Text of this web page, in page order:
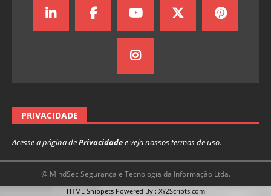
PRIVACIDADE
Acesse a página dePrivacidadee veja nossos termos de uso.
@ MindSec Segurança e Tecnologia da Informação Ltda.
HTML SnippetsPowered By : XYZScripts.com